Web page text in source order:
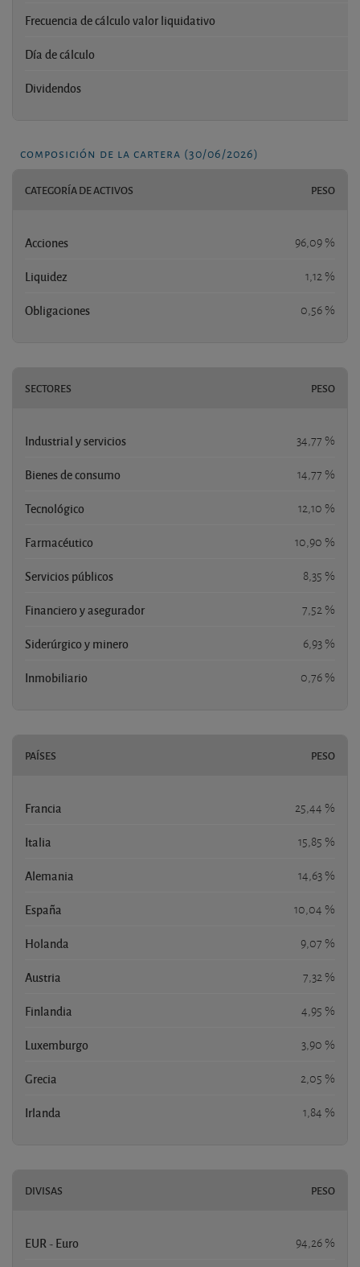
Frecuencia de cálculo valor liquidativo
Día de cálculo
Dividendos
composición de la cartera (30/06/2026)
CATEGORÍA DE ACTIVOS PESO
Acciones 96,09 %
Liquidez 1,12 %
Obligaciones 0,56 %
SECTORES PESO
Industrial y servicios 34,77 %
Bienes de consumo 14,77 %
Tecnológico 12,10 %
Farmacéutico 10,90 %
Servicios públicos 8,35 %
Financiero y asegurador 7,52 %
Siderúrgico y minero 6,93 %
Inmobiliario 0,76 %
PAÍSES PESO
Francia 25,44 %
Italia 15,85 %
Alemania 14,63 %
España 10,04 %
Holanda 9,07 %
Austria 7,32 %
Finlandia 4,95 %
Luxemburgo 3,90 %
Grecia 2,05 %
Irlanda 1,84 %
DIVISAS PESO
EUR - Euro 94,26 %